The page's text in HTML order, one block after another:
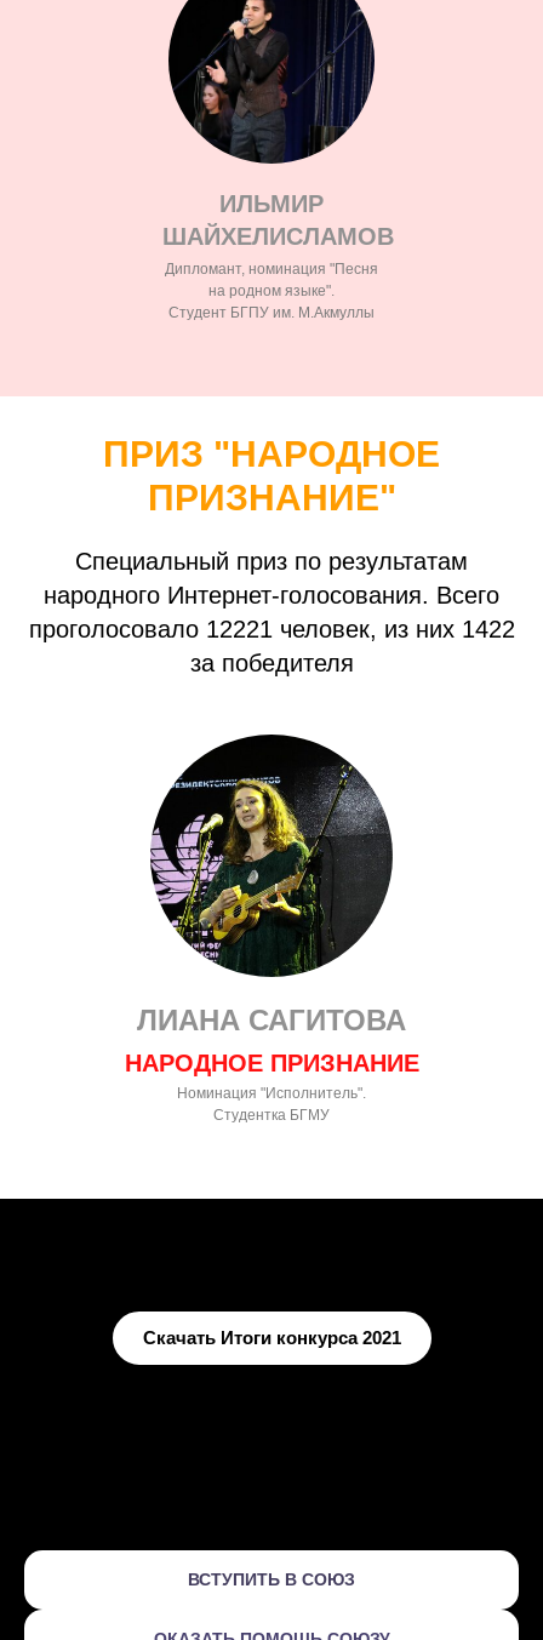
ИЛЬМИР
ШАЙХЕЛИСЛАМОВ
Дипломант, номинация "Песня
на родном языке".
Студент БГПУ им. М.Акмуллы
ПРИЗ "НАРОДНОЕ
ПРИЗНАНИЕ"
Специальный приз по результатам
народного Интернет-голосования. Всего
проголосовало 12221 человек, из них 1422
за победителя
ЛИАНА САГИТОВА
НАРОДНОЕ ПРИЗНАНИЕ
Номинация "Исполнитель".
Студентка БГМУ
Скачать Итоги конкурса 2021
ВСТУПИТЬ В СОЮЗ